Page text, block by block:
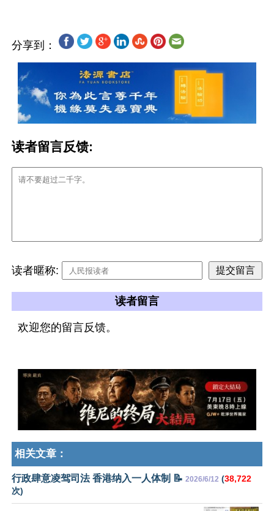
分享到：
读者留言反馈:
读者暱称:
读者留言
欢迎您的留言反馈。
相关文章：
行政肆意凌驾司法 香港纳入一人体制 📝 2026/6/12 (38,722
次)